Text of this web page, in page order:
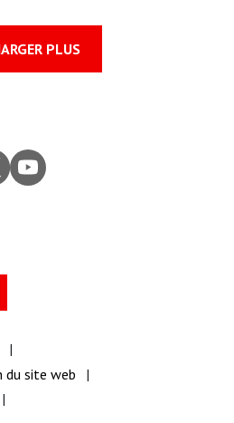
PLUS
youtu
be
du site web